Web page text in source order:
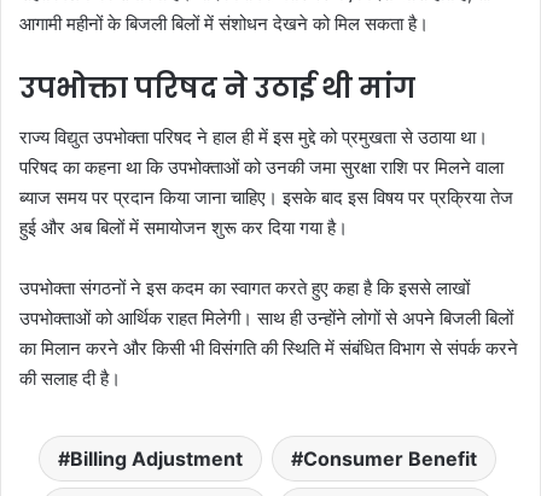
आगामी महीनों के बिजली बिलों में संशोधन देखने को मिल सकता है।
उपभोक्ता परिषद ने उठाई थी मांग
राज्य विद्युत उपभोक्ता परिषद ने हाल ही में इस मुद्दे को प्रमुखता से उठाया था।
परिषद का कहना था कि उपभोक्ताओं को उनकी जमा सुरक्षा राशि पर मिलने वाला
ब्याज समय पर प्रदान किया जाना चाहिए। इसके बाद इस विषय पर प्रक्रिया तेज
हुई और अब बिलों में समायोजन शुरू कर दिया गया है।
उपभोक्ता संगठनों ने इस कदम का स्वागत करते हुए कहा है कि इससे लाखों
उपभोक्ताओं को आर्थिक राहत मिलेगी। साथ ही उन्होंने लोगों से अपने बिजली बिलों
का मिलान करने और किसी भी विसंगति की स्थिति में संबंधित विभाग से संपर्क करने
की सलाह दी है।
Billing Adjustment Consumer Benefit